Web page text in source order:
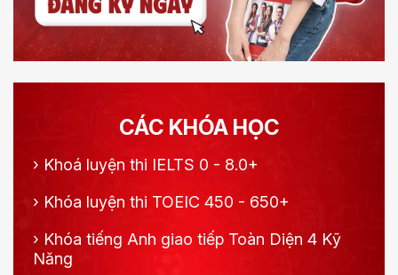
CÁC KHÓA HỌC
› Khoá luyện thi IELTS 0 - 8.0+
› Khóa luyện thi TOEIC 450 - 650+
› Khóa tiếng Anh giao tiếp Toàn Diện 4 Kỹ
Năng